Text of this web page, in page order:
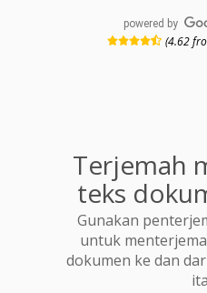
powered by
(4.62
Terjemah
teks
Gunakan
untuk
dokumen ke dan